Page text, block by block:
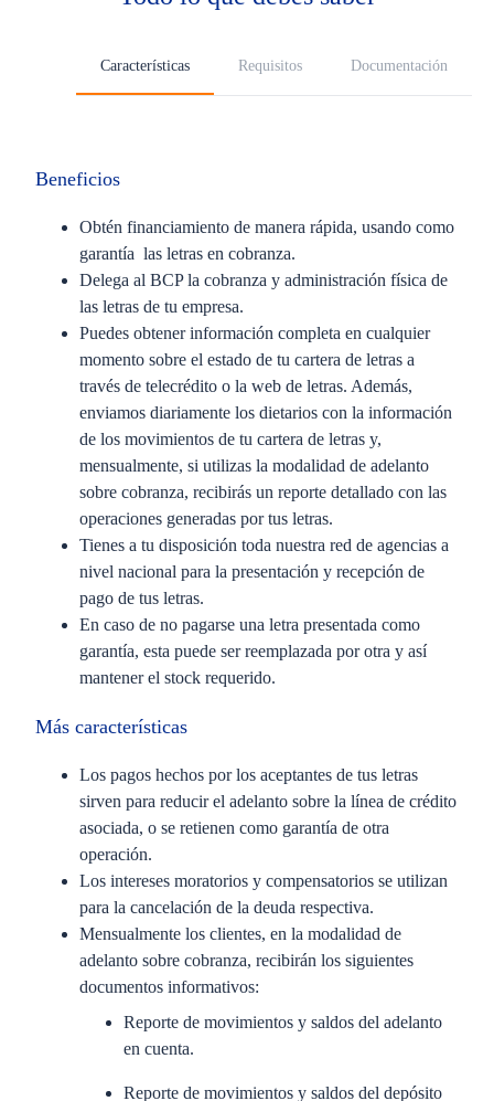
Características Requisitos Documentación
Beneficios
Obtén financiamiento de manera rápida, usando como
garantía las letras en cobranza.
Delega al BCP la cobranza y administración física de
las letras de tu empresa.
Puedes obtener información completa en cualquier
momento sobre el estado de tu cartera de letras a
través de telecrédito o la web de letras. Además,
enviamos diariamente los dietarios con la información
de los movimientos de tu cartera de letras y,
mensualmente, si utilizas la modalidad de adelanto
sobre cobranza, recibirás un reporte detallado con las
operaciones generadas por tus letras.
Tienes a tu disposición toda nuestra red de agencias a
nivel nacional para la presentación y recepción de
pago de tus letras.
En caso de no pagarse una letra presentada como
garantía, esta puede ser reemplazada por otra y así
mantener el stock requerido.
Más características
Los pagos hechos por los aceptantes de tus letras
sirven para reducir el adelanto sobre la línea de crédito
asociada, o se retienen como garantía de otra
operación.
Los intereses moratorios y compensatorios se utilizan
para la cancelación de la deuda respectiva.
Mensualmente los clientes, en la modalidad de
adelanto sobre cobranza, recibirán los siguientes
documentos informativos:
Reporte de movimientos y saldos del adelanto
en cuenta.
Reporte de movimientos y saldos del depósito